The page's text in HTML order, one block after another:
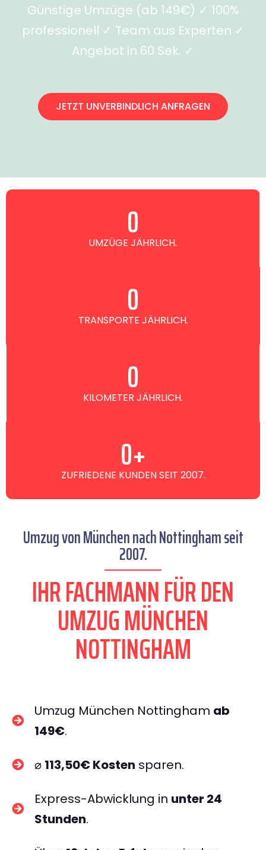
Günstige Umzüge (ab 149€) ✓ 100%
professionell ✓ Team aus Experten ✓
Angebot in 60 Sek. ✓
JETZT UNVERBINDLICH ANFRAGEN
UMZÜGE JÄHRLICH.
0
TRANSPORTE JÄHRLICH.
0
KILOMETER JÄHRLICH.
0
ZUFRIEDENE KUNDEN SEIT 2007.
0+
Umzug von München nach Nottingham seit
2007.
IHR FACHMANN FÜR DEN
UMZUG MÜNCHEN
NOTTINGHAM
Umzug München Nottingham ab
149€.
⌀ 113,50€ Kosten sparen.
Express-Abwicklung in unter 24
Stunden.